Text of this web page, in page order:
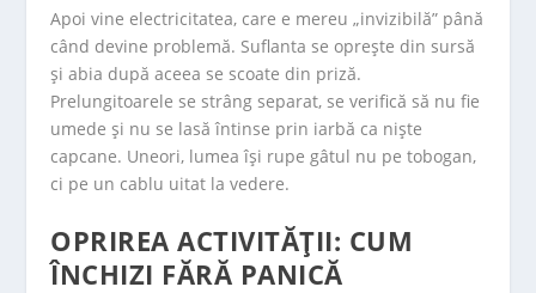
Apoi vine electricitatea, care e mereu „invizibilă” până
când devine problemă. Suflanta se oprește din sursă
și abia după aceea se scoate din priză.
Prelungitoarele se strâng separat, se verifică să nu fie
umede și nu se lasă întinse prin iarbă ca niște
capcane. Uneori, lumea își rupe gâtul nu pe tobogan,
ci pe un cablu uitat la vedere.
OPRIREA ACTIVITĂȚII: CUM
ÎNCHIZI FĂRĂ PANICĂ